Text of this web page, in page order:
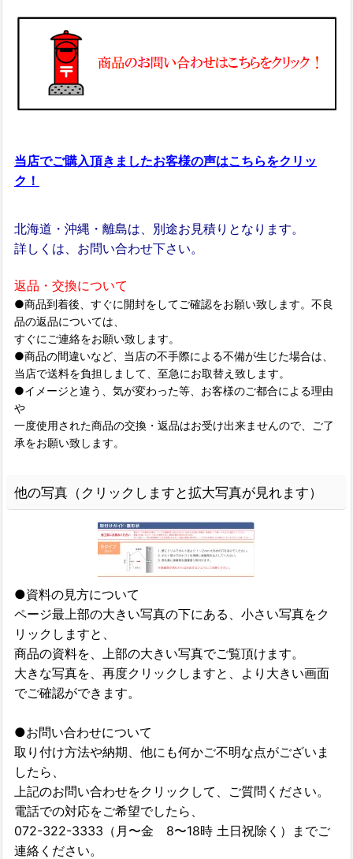
当店でご購入頂きましたお客様の声はこちらをクリッ
ク！
北海道・沖縄・離島は、別途お見積りとなります。
詳しくは、お問い合わせ下さい。
返品・交換について
●商品到着後、すぐに開封をしてご確認をお願い致します。不良
品の返品については、
すぐにご連絡をお願い致します。
●商品の間違いなど、当店の不手際による不備が生じた場合は、
当店で送料を負担しまして、至急にお取替え致します。
●イメージと違う、気が変わった等、お客様のご都合による理由
や
一度使用された商品の交換・返品はお受け出来ませんので、ご了
承をお願い致します。
他の写真（クリックしますと拡大写真が見れます）
●資料の見方について
ページ最上部の大きい写真の下にある、小さい写真をク
リックしますと、
商品の資料を、上部の大きい写真でご覧頂けます。
大きな写真を、再度クリックしますと、より大きい画面
でご確認ができます。
●お問い合わせについて
取り付け方法や納期、他にも何かご不明な点がございま
したら、
上記のお問い合わせをクリックして、ご質問ください。
電話での対応をご希望でしたら、
072-322-3333（月〜金 8〜18時 土日祝除く）までご
連絡ください。